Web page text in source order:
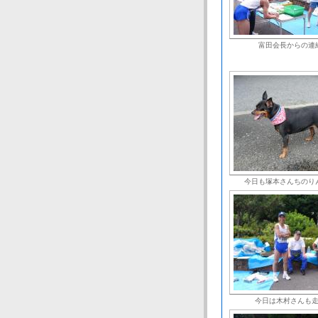
富田会長からの連
今日も塚本さんちのり
今日は木村さんも